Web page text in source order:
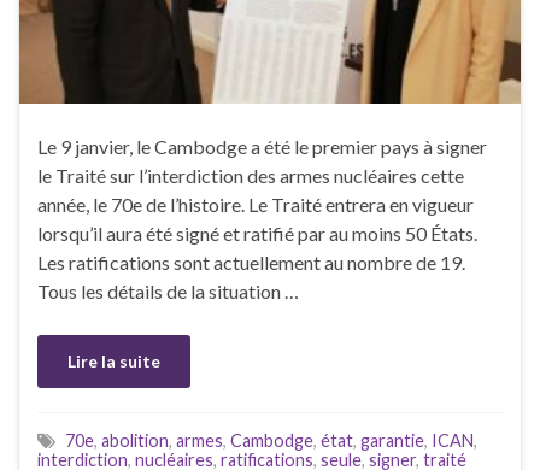
Le 9 janvier, le Cambodge a été le premier pays à signer
le Traité sur l’interdiction des armes nucléaires cette
année, le 70e de l’histoire. Le Traité entrera en vigueur
lorsqu’il aura été signé et ratifié par au moins 50 États.
Les ratifications sont actuellement au nombre de 19.
Tous les détails de la situation …
Lire la suite
70e, abolition, armes, Cambodge, état, garantie, ICAN,
interdiction, nucléaires, ratifications, seule, signer, traité